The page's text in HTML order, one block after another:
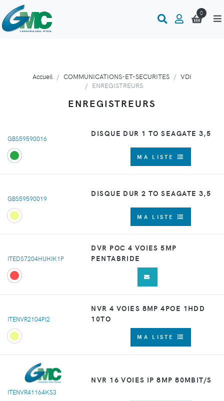
0
Accueil COMMUNICATIONS-ET-SECURITES
VDI
ENREGISTREURS
ENREGISTREURS
GBS59590016
DISQUE DUR 1 TO SEAGATE 3,5
MA LISTE
GBS59590019
DISQUE DUR 2 TO SEAGATE 3,5
MA LISTE
ITEDS7204HUHIK1P
DVR POC 4 VOIES 5MP
PENTABRIDE
ITENVR2104PI2
NVR 4 VOIES 8MP 4POE 1HDD
10TO
MA LISTE
ITENVR41164KS3
NVR 16 VOIES IP 8MP 80MBIT/S